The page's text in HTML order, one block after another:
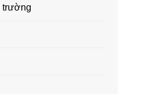
trường